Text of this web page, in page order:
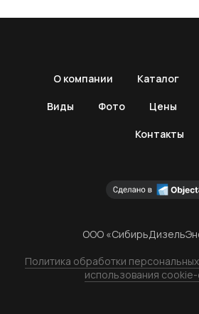
О компании Каталог
Виды Фото Цены
Контакты
ООО
Политика обработки
использования